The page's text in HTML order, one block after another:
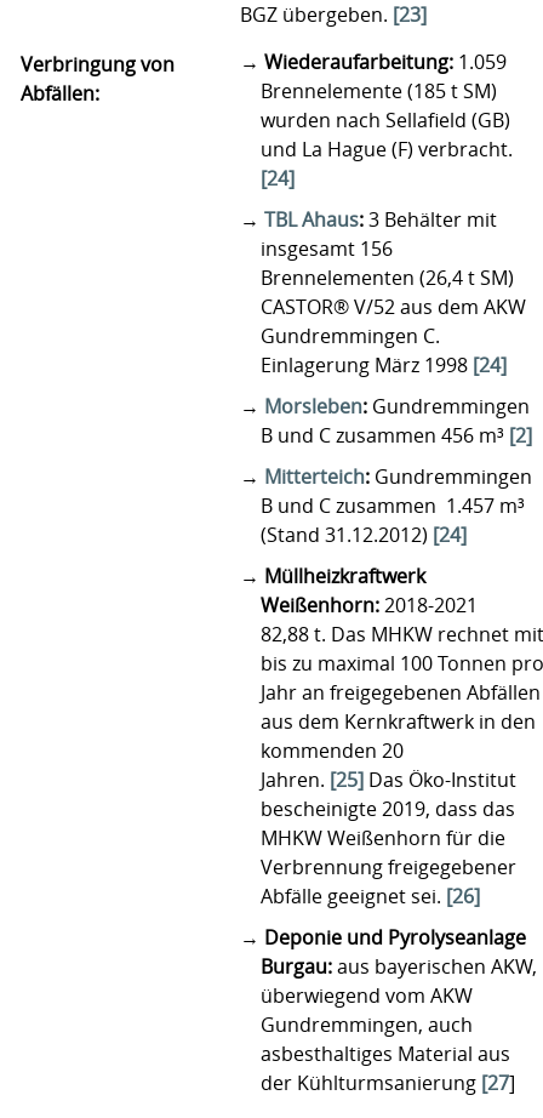
BGZ übergeben. [23]
Verbringung von
Abfällen:
Wiederaufarbeitung: 1.059
Brennelemente (185 t SM)
wurden nach Sellafield (GB)
und La Hague (F) verbracht.
[24]
TBL Ahaus:3 Behälter mit
insgesamt 156
Brennelementen (26,4 t SM)
CASTOR® V/52 aus dem AKW
Gundremmingen C.
Einlagerung März 1998 [24]
Morsleben: Gundremmingen
B und C zusammen 456 m³ [2]
Mitterteich: Gundremmingen
B und C zusammen 1.457 m³
(Stand 31.12.2012) [24]
Müllheizkraftwerk
Weißenhorn:2018-2021
82,88 t. Das MHKW rechnet mit
bis zu maximal 100 Tonnen pro
Jahr an freigegebenen Abfällen
aus dem Kernkraftwerk in den
kommenden 20
Jahren. [25] Das Öko-Institut
bescheinigte 2019, dass das
MHKW Weißenhorn für die
Verbrennung freigegebener
Abfälle geeignet sei. [26]
Deponie und Pyrolyseanlage
Burgau:aus bayerischen AKW,
überwiegend vom AKW
Gundremmingen, auch
asbesthaltiges Material aus
der Kühlturmsanierung [27]